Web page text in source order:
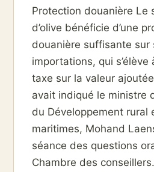
Protection douanière Le
d’olive bénéficie d’une
douanière suffisante sur
importations, qui s’élève
taxe sur la valeur
avait indiqué le ministre
du Développement rural
maritimes, Mohand
séance des questions
Chambre des conseillers.